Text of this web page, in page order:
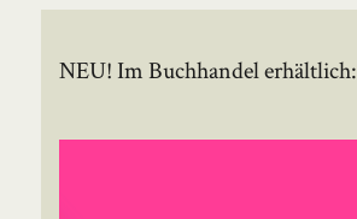
NEU! Im Buchhandel erhältlich: